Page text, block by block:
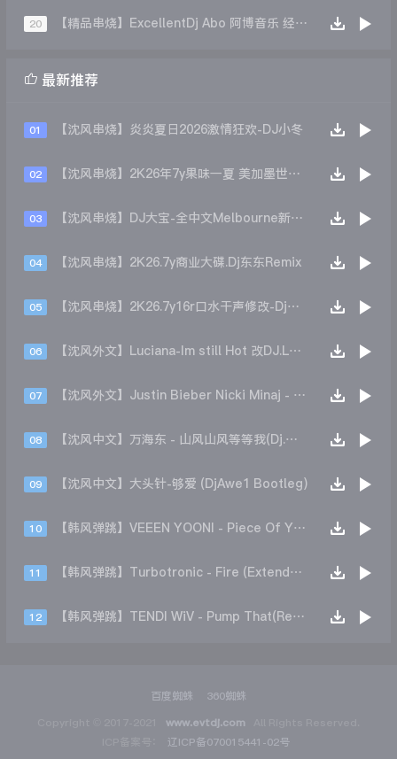
20 【精品串烧】ExcellentDj Abo 阿博音乐 经典传承 2021003
 最新推荐
01 【沈风串烧】炎炎夏日2026激情狂欢-DJ小冬
02 【沈风串烧】2K26年7y果味一夏 美加墨世界杯主题跳舞派对专辑 - Dj.阿帅
03 【沈风串烧】DJ大宝-全中文Melbourne新弹跳一飞冲天重低音上劲风暴MUSIC慢摇大碟
04 【沈风串烧】2K26.7y商业大碟.Dj东东Remix
05 【沈风串烧】2K26.7y16r口水干声修改-Dj东东Remix
06 【沈风外文】Luciana-Im still Hot 改DJ.LoZe
07 【沈风外文】Justin Bieber Nicki Minaj - Beauty And A Beat (DjHope小春 Extended Mix)
08 【沈风中文】万海东 - 山风山风等等我(Dj.阿洋 Extended Mix)
09 【沈风中文】大头针-够爱 (DjAwe1 Bootleg)
10 【韩风弹跳】VEEEN YOONI - Piece Of Your Heart (Remix)
11 【韩风弹跳】Turbotronic - Fire (Extended Mix)
12 【韩风弹跳】TENDI WiV - Pump That(Remix)
百度蜘蛛 360蜘蛛
www.evtdj.com
辽ICP备070015441-02号